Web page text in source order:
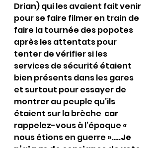
Drian) qui les avaient fait venir
pour se faire filmer en train de
faire la tournée des popotes
après les attentats pour
tenter de vérifier si les
services de sécurité étaient
bien présents dans les gares
et surtout pour essayer de
montrer au peuple qu’ils
étaient sur la brèche  car
rappelez-vous à l’époque «
nous étions en guerre »…..Je